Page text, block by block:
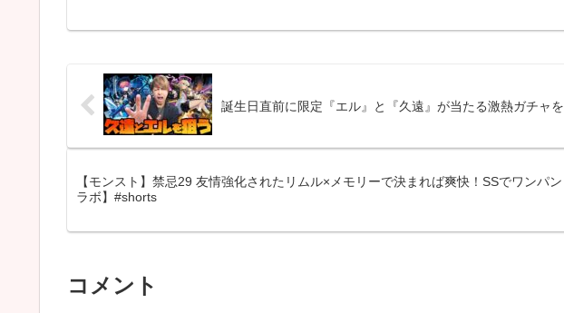
誕生日直前に限定『エル』と『久遠』が当たる激熱ガチャ
【モンスト】禁忌29 友情強化されたリムル×メモリーで決まれば爽快！SSでワンパ
ラボ】#shorts
コメント